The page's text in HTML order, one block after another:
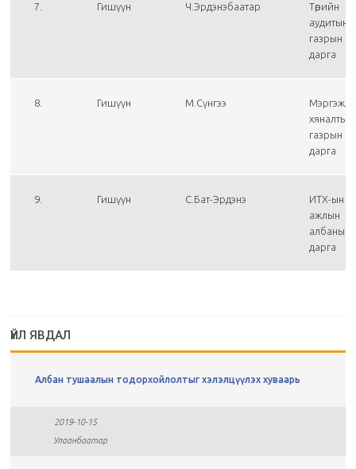
7. Гишүүн Ч.Эрдэнэбаатар
Төрийн
аудитын
газрын
дарга
8. Гишүүн М.Сүнгээ
хяналтын
газрын
дарга
9. Гишүүн С.Бат-Эрдэнэ
ИТХ-ын
ажлын
албаны
дарга
ҮЙЛ ЯВДАЛ
Албан тушаалын тодорхойлолтыг хэлэлцүүлэх хуваарь
2019-10-15
Улаанбаатар